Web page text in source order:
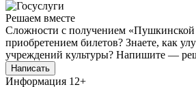
Решаем вместе
Сложности с получением
приобретением билетов? Знаете, как
учреждений культуры? Напишите —
Написать
Информация 12+